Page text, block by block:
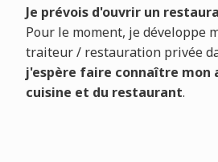
Je prévois d'ouvrir un
Pour le moment, je développe
traiteur / restauration privée
j'espère faire connaître mon
cuisine et du restaurant.